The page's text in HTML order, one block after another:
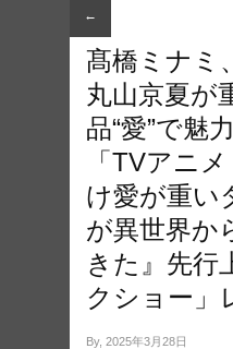
←
髙橋ミナミ
丸山京夏が
品“愛”で魅
「TVアニ
け愛が重い
が異世界か
きた』先行
クショー」
By, 2025年3月28日